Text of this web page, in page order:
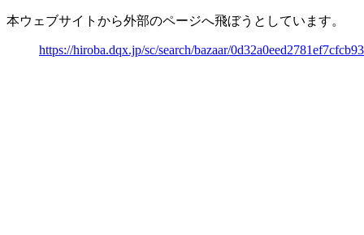
本ウェブサイトから外部のページへ飛ぼうとしています。
https://hiroba.dqx.jp/sc/search/bazaar/